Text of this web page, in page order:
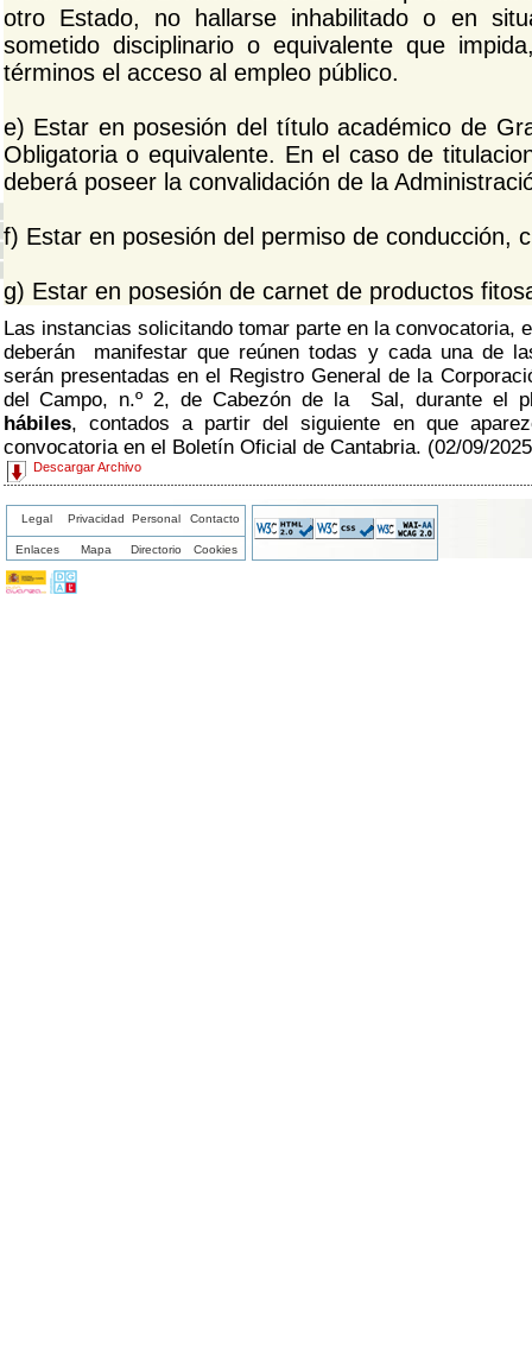
otro Estado, no hallarse inhabilitado o en
sometido disciplinario o equivalente que
términos el acceso al empleo público.
e) Estar en posesión del título académico de
Obligatoria o equivalente. En el caso de
deberá poseer la convalidación de la
f) Estar en posesión del permiso de conducción,
g) Estar en posesión de carnet de productos
Las instancias solicitando tomar parte en la convocatoria,
deberán manifestar que reúnen todas y cada una de
serán presentadas en el Registro General de la
del Campo, n.º 2, de Cabezón de la Sal, durante el
hábiles, contados a partir del siguiente en que
convocatoria en el Boletín Oficial de Cantabria. (02/09/
Descargar Archivo
Legal Privacidad Personal Contacto
Enlaces Mapa Directorio Cookies